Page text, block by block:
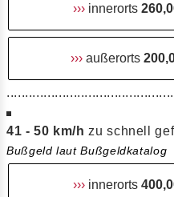
››› innerorts
››› außerorts
41 - 50 km/h zu schnell
Bußgeld laut Bußgeldkatalog
››› innerorts